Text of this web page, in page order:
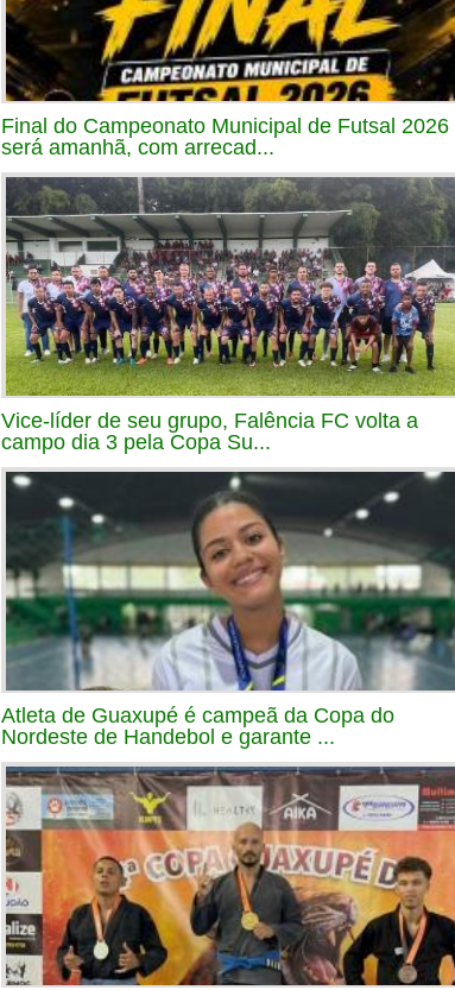
Final do Campeonato Municipal de Futsal 2026
será amanhã, com arrecad...
Vice-líder de seu grupo, Falência FC volta a
campo dia 3 pela Copa Su...
Atleta de Guaxupé é campeã da Copa do
Nordeste de Handebol e garante ...